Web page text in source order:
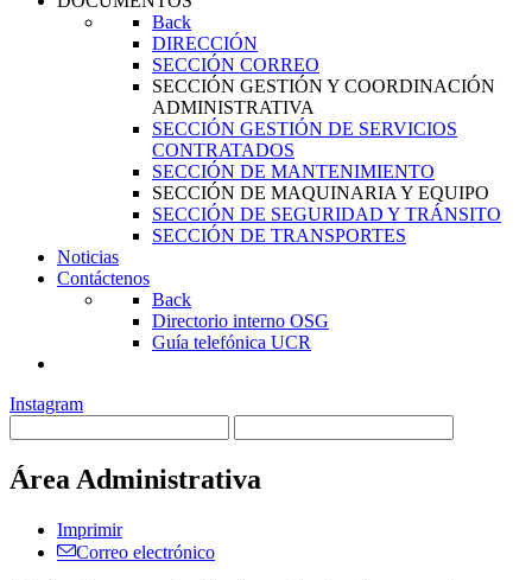
Back
DIRECCIÓN
SECCIÓN CORREO
SECCIÓN GESTIÓN Y COORDINACIÓN
ADMINISTRATIVA
SECCIÓN GESTIÓN DE SERVICIOS
CONTRATADOS
SECCIÓN DE MANTENIMIENTO
SECCIÓN DE MAQUINARIA Y EQUIPO
SECCIÓN DE SEGURIDAD Y TRÁNSITO
SECCIÓN DE TRANSPORTES
Noticias
Contáctenos
Back
Directorio interno OSG
Guía telefónica UCR
Instagram
Área Administrativa
Imprimir
Correo electrónico